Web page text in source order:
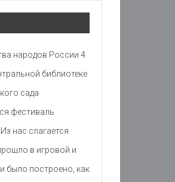
народов России 4
библиотеке
сада
фестиваль
нас слагается
в игровой и
было построено, как